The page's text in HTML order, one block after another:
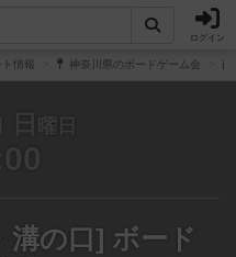
ログイン
情報 神奈川県のボードゲーム会
日 曜日
溝の口] ボード